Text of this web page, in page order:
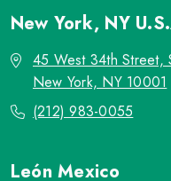
New York, NY
45 West 34th Street,
New York, NY 10001
(212) 983-0055
LeónMexico